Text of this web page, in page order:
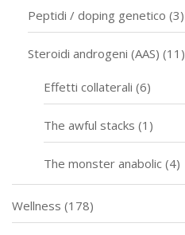
Peptidi / doping genetico (3)
Steroidi androgeni (AAS) (11)
Effetti collaterali (6)
The awful stacks (1)
The monster anabolic (4)
Wellness (178)